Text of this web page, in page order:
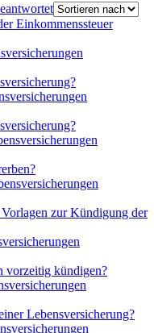
Einkommenssteuer
zur Kündigung der
vorzeitig kündigen?
Lebensversicherung?